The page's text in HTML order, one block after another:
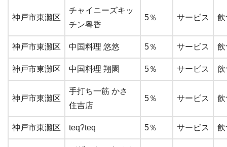
神戸市東灘区
チャイニーズキッ
チン粤香
5％ サービス 飲
神戸市東灘区 中国料理 悠悠 5％ サービス 飲
神戸市東灘区 中国料理 翔園 5％ サービス 飲
神戸市東灘区
手打ち一筋 かさ
住吉店
5％ サービス 飲
神戸市東灘区 teq?teq 5％ サービス 飲